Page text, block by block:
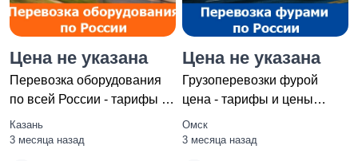
Цена не указана
Перевозка оборудования
по всей России - тарифы и
цены транспортной ко
Казань
3 месяца назад
Цена не указана
Грузоперевозки фурой
цена - тарифы и цены
транспортной компании
«Росси
Омск
3 месяца назад